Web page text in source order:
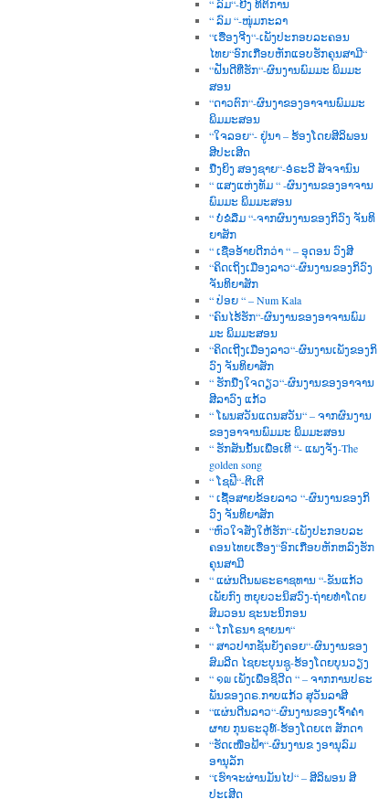
“ ລົມ“-ຍີງ ທິຕິການ
“ ລົມ “-ໜຸ່ມກະລາ
“ເຮື່ອງຈີງ“-ເພັງປະກອບລະຄອນ
ໄທຍ“ອົກເກືອບຫັກແອບຮັກຄຸນສາມີ“
“ຝັນດີທີ່ຮັກ“-ຜົນງານພົມມະ ພິມມະ
ສອນ
“ດາວຕົກ“-ຜົນງາຂອງອາຈານພົມມະ
ພິມມະສອນ
“ໃຈລອຍ“- ຢູ່ນາ – ຮ້ອງໂດຍສີລິພອນ
ສີປະເສີດ
ນື່ງຍິງ ສອງຊາຍ“-ອໍຣະວີ ສັຈຈານົນ
“ ແສງແຫ່ງທັມ “ -ຜົນງານຂອງອາຈານ
ພົມມະ ພິມມະສອນ
“ ບໍ່ຂໍລືມ “-ຈາກຜົນງານຂອງກິວົງ ຈັນທິ
ຍາສັກ
“ ເຊື່ອອ້າຍດີກວ່າ “ – ອຸດອນ ວົງສີ
“ຄິດເຖິງເມືອງລາວ“-ຜົນງານຂອງກິວົງ
ຈັນທິຍາສັກ
“ ປ່ອຍ “ – Num Kala
“ຄົນໄຮ້ຮັກ“-ຜົນງານຂອງອາຈານພົມ
ມະ ພິມມະສອນ
“ຄິດເຖີງເມືອງລາວ“-ຜົນງານເພັງຂອງກິ
ວົງ ຈັນທິຍາສັກ
“ ຮັກນື່ງໃຈດຽວ“-ຜົນງານຂອງອາຈານ
ສີລາວົງ ແກ້ວ
“ ໂພນສວັນແດນສວັນ“ – ຈາກຜົນງານ
ຂອງອາຈານພົມມະ ພິມມະສອນ
“ ຮັກສັນນັ້ນເພື່ອເທີ “- ແພງຈັງ-The
golden song
“ ໂຊຟີ“-ຕີເຕີ
“ ເຊື້ອສາຍຂ້ອຍລາວ “-ຜົນງານຂອງກິ
ວົງ ຈັນທິຍາສັກ
“ຫົວໃຈສັ່ງໃຫ້ຮັກ“-ເພັງປະກອບລະ
ຄອນໄທຍເຮື່ອງ“ອົກເກືອບຫັກຫລົງຮັກ
ຄຸນສາມີ
“ ແຜ່ນດີນພຣະຣາຊທານ “-ຂັນແກ້ວ
ເພັຍກົງ ຫຍຸຍວະນິສວົງ-ຖ່າຍທຳໂດຍ
ສົມວອນ ຊະນະນິກອນ
“ ໂກໂຣນາ ຊາຍນາ“
“ ສາວປາກຊັນຍັງຄອຍ“-ຜົນງານຂອງ
ສົມລີດ ໄຊຍະບຸນຊູ-ຮ້ອງໂດຍບຸນວຽງ
“ ໑໙ ເພັງເພື່ອຊິວີດ “ – ຈາກການປຣະ
ພັນຂອງດຣ.ກາບແກ້ວ ສຸວັນລາສີ
“ແຜ່ນດີນລາວ“-ຜົນງານຂອງເຈົ້າຄຳ
ຜາຍ ກຸນຣະວຸທ໌-ຮ້ອງໂດຍເຕ ສັກດາ
“ຮັດເໜືອຟ້າ“-ຜົນງານຂ ງອານຸລົມ
ອານຸລັກ
“ເຮົາຈະຜ່ານມັນໄປ“ – ສີລິພອນ ສີ
ປະເສີດ